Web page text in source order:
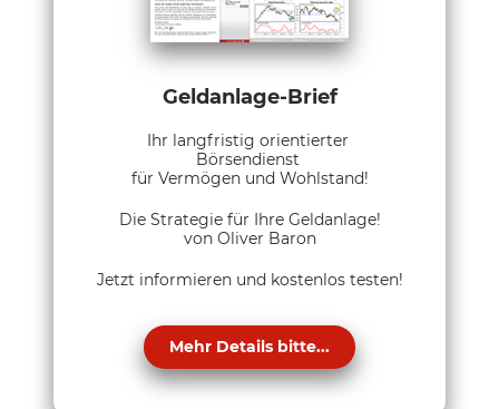
Geldanlage-Brief
Ihr langfristig orientierter
Börsendienst
für Vermögen und Wohlstand!
Die Strategie für Ihre Geldanlage!
von Oliver Baron
Jetzt informieren und kostenlos testen!
Mehr Details bitte...